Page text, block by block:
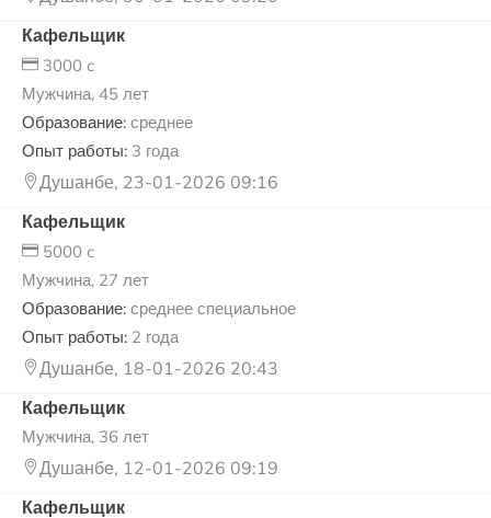
Кафельщик
3000 c
Мужчина, 45 лет
Образование: среднее
Опыт работы: 3 года
Душанбе, 23-01-2026 09:16
Кафельщик
5000 c
Мужчина, 27 лет
Образование: среднее специальное
Опыт работы: 2 года
Душанбе, 18-01-2026 20:43
Кафельщик
Мужчина, 36 лет
Душанбе, 12-01-2026 09:19
Кафельщик